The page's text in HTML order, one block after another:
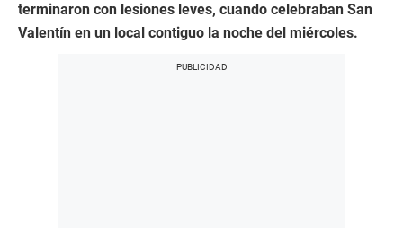
terminaron con lesiones leves, cuando celebraban San
Valentín en un local contiguo la noche del miércoles.